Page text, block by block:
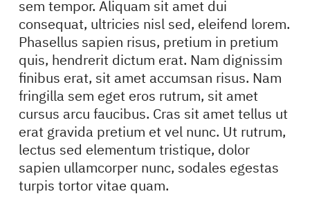
sem tempor. Aliquam sit amet dui
consequat, ultricies nisl sed, eleifend lorem.
Phasellus sapien risus, pretium in pretium
quis, hendrerit dictum erat. Nam dignissim
finibus erat, sit amet accumsan risus. Nam
fringilla sem eget eros rutrum, sit amet
cursus arcu faucibus. Cras sit amet tellus ut
erat gravida pretium et vel nunc. Ut rutrum,
lectus sed elementum tristique, dolor
sapien ullamcorper nunc, sodales egestas
turpis tortor vitae quam.